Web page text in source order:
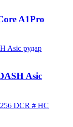
A1Pro
Asic